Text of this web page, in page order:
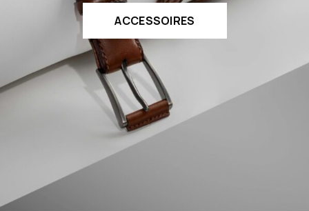
ACCESSOIRES